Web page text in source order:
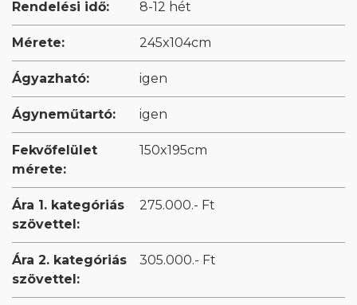
Rendelési idő: 8-12 hét
Mérete: 245x104cm
Ágyazható: igen
Ágyneműtartó: igen
Fekvőfelület
mérete:
150x195cm
Ára 1. kategóriás
szövettel:
275.000.- Ft
Ára 2. kategóriás
szövettel:
305.000.- Ft